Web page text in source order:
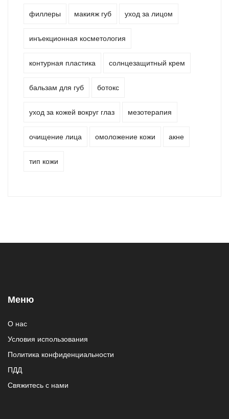
филлеры макияж губ уход за лицом
инъекционная косметология
контурная пластика солнцезащитный крем
бальзам для губ ботокс
уход за кожей вокруг глаз мезотерапия
очищение лица омоложение кожи акне
тип кожи
Меню
О нас
Условия использования
Политика конфиденциальности
ПДД
Свяжитесь с нами